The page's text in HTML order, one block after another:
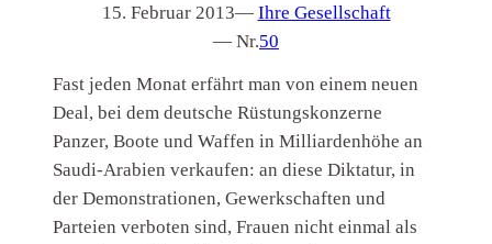
15. Februar 2013— Ihre Gesellschaft
— Nr.50
Fast jeden Monat erfährt man von einem neuen
Deal, bei dem deutsche Rüstungskonzerne
Panzer, Boote und Waffen in Milliardenhöhe an
Saudi-Arabien verkaufen: an diese Diktatur, in
der Demonstrationen, Gewerkschaften und
Parteien verboten sind, Frauen nicht einmal als